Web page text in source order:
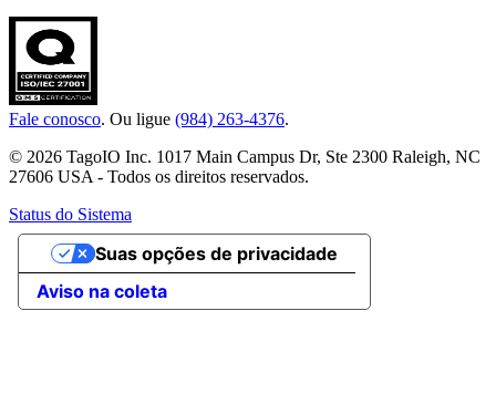
Fale conosco. Ou ligue (984) 263-4376.
© 2026 TagoIO Inc. 1017 Main Campus Dr, Ste 2300 Raleigh, NC
27606 USA - Todos os direitos reservados.
Status do Sistema
Aviso na coleta
Suas opções de privacidade